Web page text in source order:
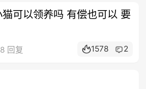
可以领养吗 有偿也可以 要
回复 1578 2